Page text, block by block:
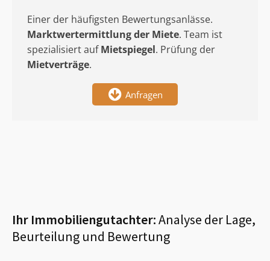
Einer der häufigsten Bewertungsanlässe.
Marktwertermittlungder Miete. Team ist
spezialisiert aufMietspiegel. Prüfung der
Mietverträge.
Anfragen
Ihr Immobiliengutachter:Analyse der Lage,
Beurteilung und Bewertung